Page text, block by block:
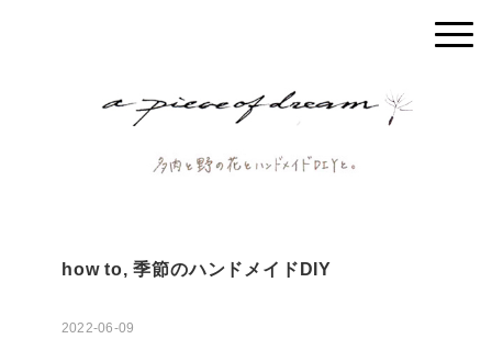
how to,季節のハンドメイドDIY
2022-06-09